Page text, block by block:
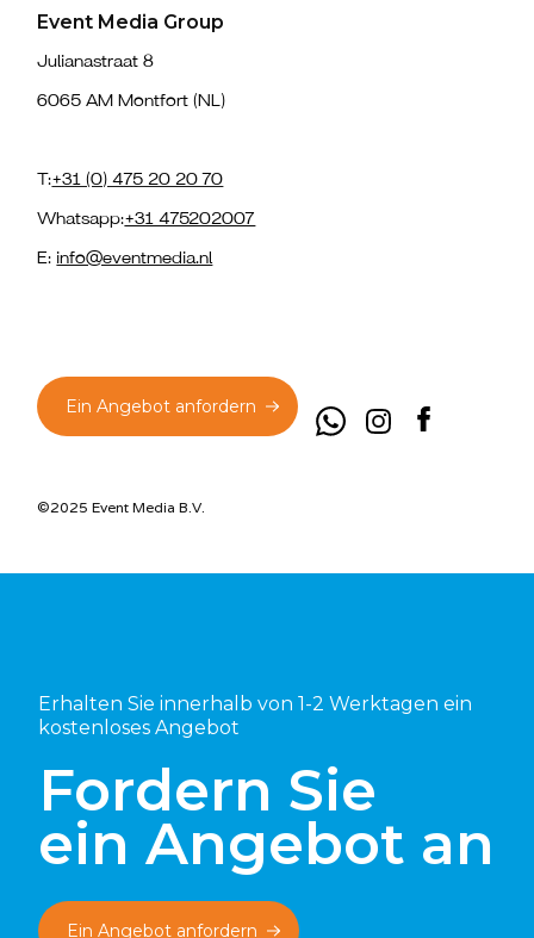
Event Media Group
Julianastraat 8
6065 AM Montfort (NL)
T:+31 (0) 475 20 20 70
Whatsapp:+31 475202007
E: info@eventmedia.nl
Ein Angebot anfordern
©2025 Event Media B.V.
Erhalten Sie innerhalb von 1-2 Werktagen ein
kostenloses Angebot
Fordern Sie
ein Angebot an
Ein Angebot anfordern